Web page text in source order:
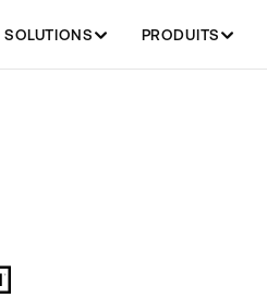
SOLUTIONS PRODUITS